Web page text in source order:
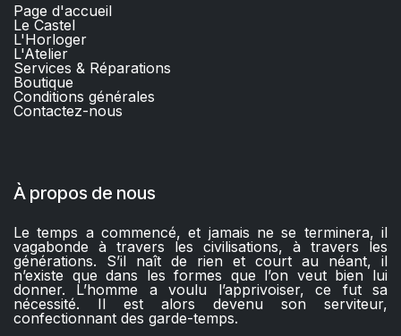
Page d'accueil
Le Castel
L'Horloger
L'Atelier
Services & Réparations
Boutique
Conditions générales
Contactez-nous​
À propos de nous
Le temps a commencé, et jamais ne se terminera, il
vagabonde à travers les civilisations, à travers les
générations. S’il naît de rien et court au néant, il
n’existe que dans les formes que l’on veut bien lui
donner. L’homme a voulu l’apprivoiser, ce fut sa
nécessité. Il est alors devenu son serviteur,
confectionnant des garde-temps.